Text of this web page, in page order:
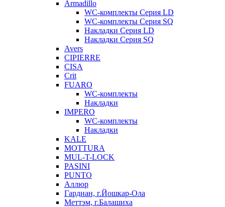
Armadillo
WC-комплекты Серия LD
WC-комплекты Серия SQ
Накладки Серия LD
Накладки Серия SQ
Avers
CIPIERRE
CISA
Crit
FUARO
WC-комплекты
Накладки
IMPERO
WC-комплекты
Накладки
KALE
MOTTURA
MUL-T-LOCK
PASINI
PUNTO
Аллюр
Гардиан, г.Йошкар-Ола
Меттэм, г.Балашиха